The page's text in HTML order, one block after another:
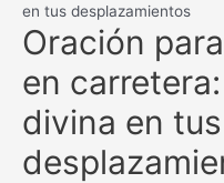
en tus desplazamientos
Oración
en
divina en tus